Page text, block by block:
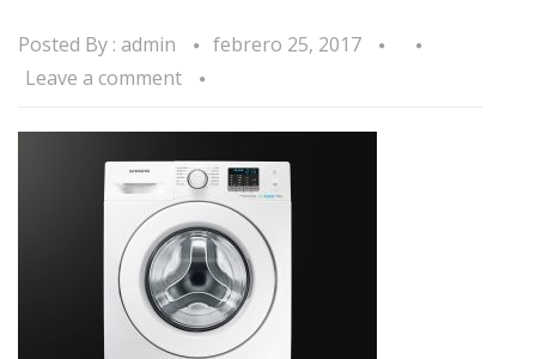
Posted By : admin
febrero 25, 2017
Leave a comment